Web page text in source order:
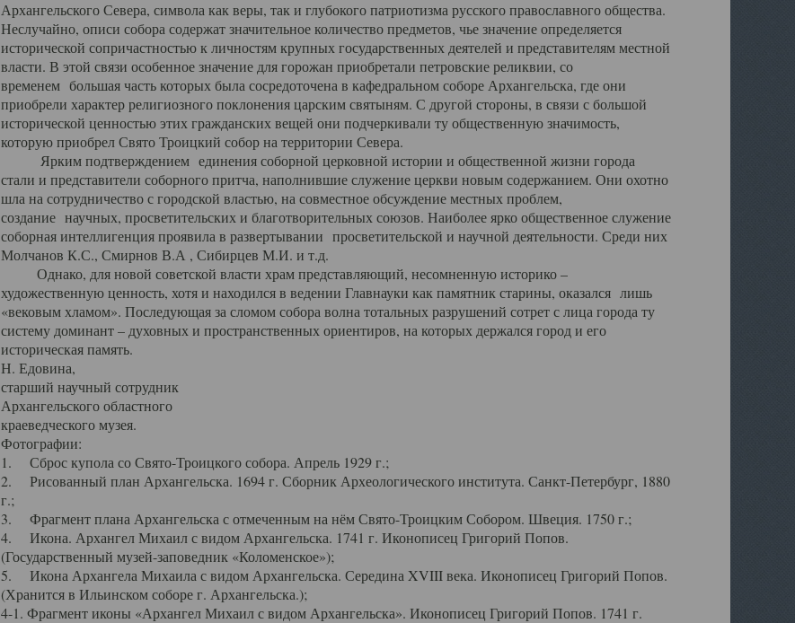
Архангельского Севера, символа как веры, так и глубокого патриотизма русского православного общества.
Неслучайно, описи собора содержат значительное количество предметов, чье значение определяется
исторической сопричастностью к личностям крупных государственных деятелей и представителям местной
власти. В этой связи особенное значение для горожан приобретали петровские реликвии, со
временем большая часть которых была сосредоточена в кафедральном соборе Архангельска, где они
приобрели характер религиозного поклонения царским святыням. С другой стороны, в связи с большой
исторической ценностью этих гражданских вещей они подчеркивали ту общественную значимость,
которую приобрел Свято Троицкий собор на территории Севера.
Ярким подтверждением единения соборной церковной истории и общественной жизни города
стали и представители соборного притча, наполнившие служение церкви новым содержанием. Они охотно
шла на сотрудничество с городской властью, на совместное обсуждение местных проблем,
создание научных, просветительских и благотворительных союзов. Наиболее ярко общественное служение
соборная интеллигенция проявила в развертывании просветительской и научной деятельности. Среди них
Молчанов К.С., Смирнов В.А , Сибирцев М.И. и т.д.
Однако, для новой советской власти храм представляющий, несомненную историко –
художественную ценность, хотя и находился в ведении Главнауки как памятник старины, оказался лишь
«вековым хламом». Последующая за сломом собора волна тотальных разрушений сотрет с лица города ту
систему доминант – духовных и пространственных ориентиров, на которых держался город и его
историческая память.
Н. Едовина,
старший научный сотрудник
Архангельского областного
краеведческого музея.
Фотографии:
1. Сброс купола со Свято-Троицкого собора. Апрель 1929 г.;
2. Рисованный план Архангельска. 1694 г. Сборник Археологического института. Санкт-Петербург, 1880
г.;
3. Фрагмент плана Архангельска с отмеченным на нём Свято-Троицким Собором. Швеция. 1750 г.;
4. Икона. Архангел Михаил с видом Архангельска. 1741 г. Иконописец Григорий Попов.
(Государственный музей-заповедник «Коломенское»);
5. Икона Архангела Михаила с видом Архангельска. Середина XVIII века. Иконописец Григорий Попов.
(Хранится в Ильинском соборе г. Архангельска.);
4-1. Фрагмент иконы «Архангел Михаил с видом Архангельска». Иконописец Григорий Попов. 1741 г.